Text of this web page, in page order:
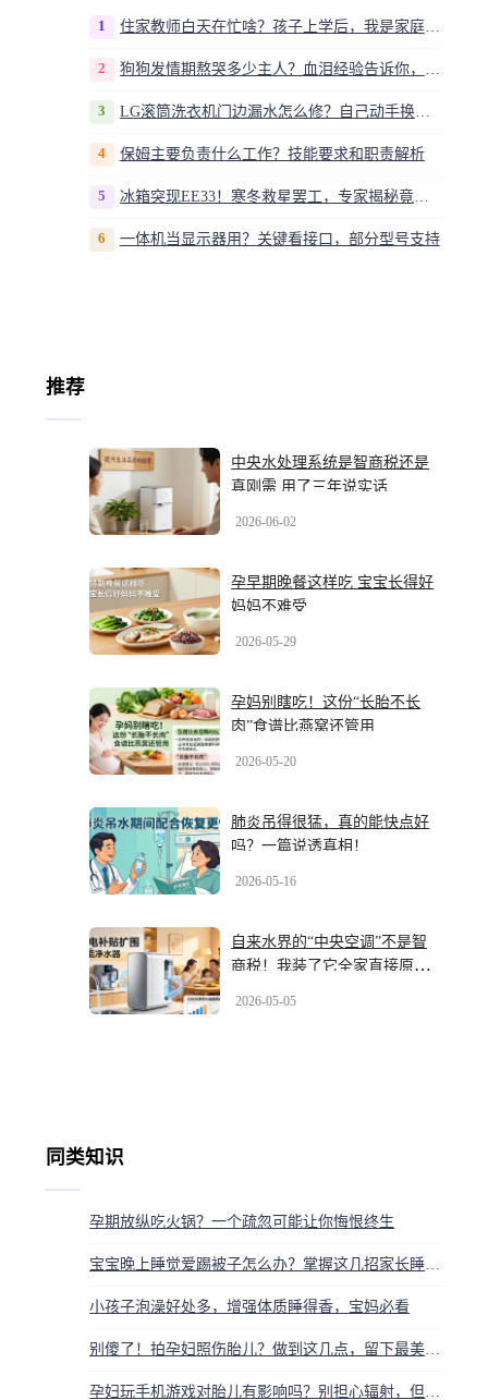
1 住家教师白天在忙啥？孩子上学后，我是家庭运营官
2
3 LG滚筒洗衣机门边漏水怎么修？自己动手换密封圈教程视频
4 保姆主要负责什么工作？技能要求和职责解析
5 冰箱突现EE33！寒冬救星罢工，专家揭秘竟是无解故障？
6 一体机当显示器用？关键看接口，部分型号支持
推荐
中央水处理系统是智商税还是
真刚需 用了三年说实话
2026-06-02
孕早期晚餐这样吃 宝宝长得好
妈妈不难受
2026-05-29
孕妈别瞎吃！这份“长胎不长
肉”食谱比燕窝还管用
2026-05-20
肺炎吊得很猛，真的能快点好
吗？一篇说透真相！
2026-05-16
自来水界的“中央空调”不是智
商税！我装了它全家直接原地
2026-05-05
同类知识
孕期放纵吃火锅？一个疏忽可能让你悔恨终生
小孩子泡澡好处多，增强体质睡得香，宝妈必看